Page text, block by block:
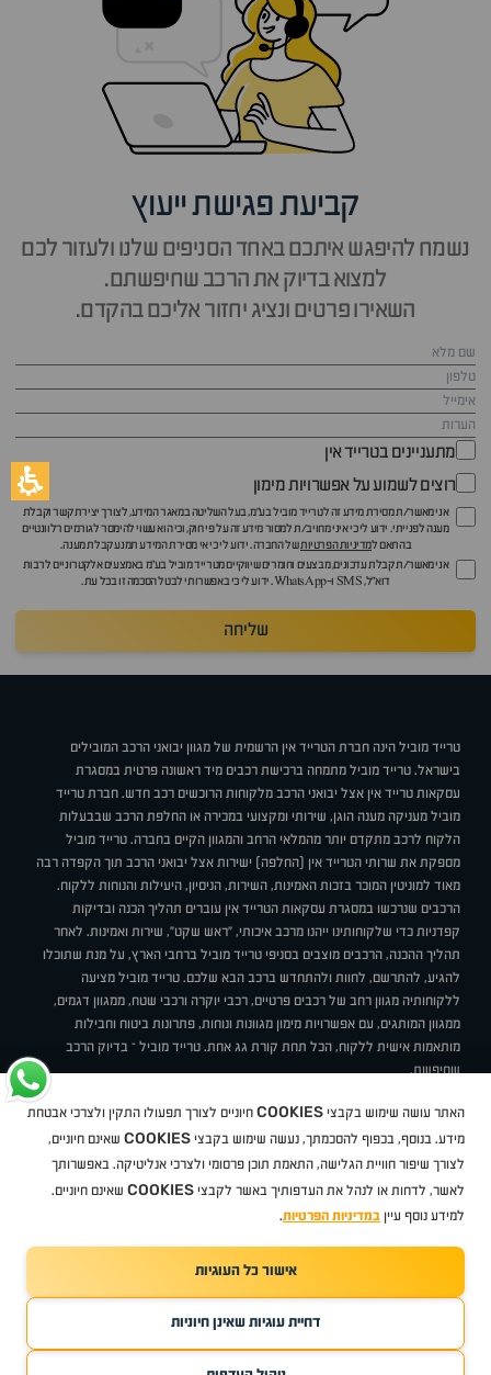
קביעת פגישת ייעוץ
נשמח להיפגש איתכם באחד הסניפים שלנו ולעזור לכם
למצוא בדיוק את הרכב שחיפשתם.
השאירו פרטים ונציג יחזור אליכם בהקדם.
מתעניינים בטרייד אין
רוצים לשמוע על אפשרויות מימון
אני מאשר/ת מסירת מידע זה לטרייד מוביל בע"מ, בעל השליטה במאגר המידע, לצורך יצירת קשר וקבלת
מענה לפנייתי. ידוע לי כי איני מחויב/ת למסור מידע זה על פי חוק, וכי הוא עשוי להימסר לגורמים רלוונטיים
בהתאם למדיניות הפרטיותשל החברה. ידוע לי כי אי מסירת המידע תמנע קבלת מענה.
אני מאשר/ת קבלת עדכונים, מבצעים וחומרים שיווקיים מטרייד מוביל בע"מ באמצעים אלקטרוניים לרבות
דוא״ל, SMS ו-WhatsApp. ידוע לי כי באפשרותי לבטל הסכמה זו בכל עת.
שליחה
טרייד מוביל הינה חברת הטרייד אין הרשמית של מגוון יבואני הרכב המובילים
בישראל. טרייד מוביל מתמחה ברכישת רכבים מיד ראשונה פרטית במסגרת
עסקאות טרייד אין אצל יבואני הרכב מלקוחות הרוכשים רכב חדש. חברת טרייד
מוביל מעניקה מענה הוגן, שירותי ומקצועי במכירה או החלפת הרכב שבבעלות
הלקוח לרכב מתקדם יותר מהמלאי הרחב והמגוון הקיים בחברה. טרייד מוביל
מספקת את שרותי הטרייד אין (החלפה) ישירות אצל יבואני הרכב תוך הקפדה רבה
מאוד למוניטין המוכר בזכות האמינות, השירות, הניסיון, היעילות והנוחות ללקוח.
הרכבים שנרכשו במסגרת עסקאות הטרייד אין עוברים תהליך הכנה ובדיקות
קפדניות כדי שלקוחותינו ייהנו מרכב איכותי, "ראש שקט", שירות ואמינות. לאחר
תהליך ההכנה, הרכבים מוצבים בסניפי טרייד מוביל ברחבי הארץ, על מנת שתוכלו
להגיע, להתרשם, לחוות ולהתחדש ברכב הבא שלכם. טרייד מוביל מציעה
ללקוחותיה מגוון רחב של רכבים פרטיים, רכבי יוקרה ורכבי שטח, ממגוון דגמים,
ממגוון המותגים, עם אפשרויות מימון מגוונות ונוחות, פתרונות ביטוח וחבילות
מותאמות אישית ללקוח, הכל תחת קורת גג אחת. טרייד מוביל – בדיוק הרכב
שחיפשת.
תקנוןBUY BACKמבצעיםמגזין טרייד מובילאיך זה עובד? דרושים
ניהול העדפות עוגיות
סיטרואן אופלפיג'וMG
Geelyמזדהבי ווי דיצ'רי טסלהניסאןטויוטהדאצ'יהפולקסווגןטסלה
ב מ וולקסוסאאודיסקודהיונדאירנושברולט
TradeMobile instagram
TradeMobile facebook
כל הזכויות שמורות טרייד מוביל2026
האתר עושה שימוש בקבצי COOKIES חיוניים לצורך תפעולו התקין ולצרכי אבטחת
מידע. בנוסף, בכפוף להסכמתך, נעשה שימוש בקבצי COOKIES שאינם חיוניים,
לצורך שיפור חוויית הגלישה, התאמת תוכן פרסומי ולצרכי אנליטיקה. באפשרותך
לאשר, לדחות או לנהל את העדפותיך באשר לקבצי COOKIES שאינם חיוניים.
למידע נוסף עיין במדיניות הפרטיות.
אישור כל העוגיות
דחיית עוגיות שאינן חיוניות